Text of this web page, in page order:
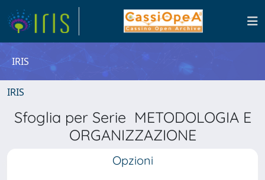
IRIS
IRIS
Sfoglia per Serie METODOLOGIA E
ORGANIZZAZIONE
Opzioni